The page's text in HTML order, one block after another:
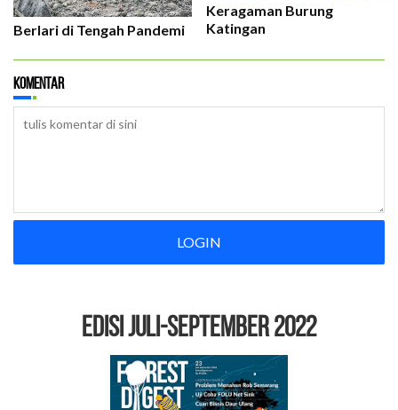
Berlari di Tengah Pandemi
Keragaman Burung
Katingan
Komentar
LOGIN
EDISI Juli-September 2022